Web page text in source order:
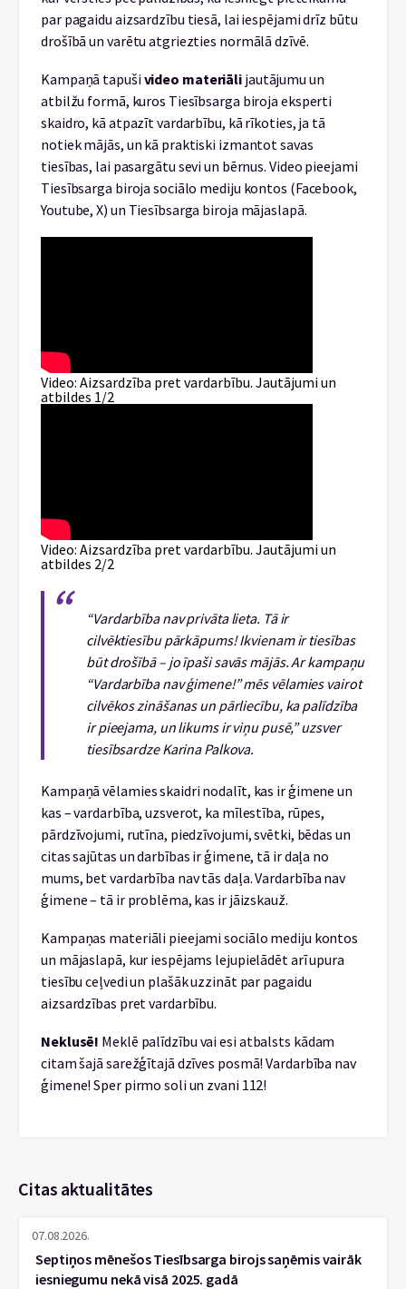
par pagaidu aizsardzību tiesā, lai iespējami drīz būtu
drošībā un varētu atgriezties normālā dzīvē.
Kampaņā tapušivideo materiāli jautājumu un
atbilžu formā, kuros Tiesībsarga biroja eksperti
skaidro, kā atpazīt vardarbību, kā rīkoties, ja tā
notiek mājās, un kā praktiski izmantot savas
tiesības, lai pasargātu sevi un bērnus. Video pieejami
Tiesībsarga biroja sociālo mediju kontos (Facebook,
Youtube, X) un Tiesībsarga biroja mājaslapā.
Video: Aizsardzība pret vardarbību. Jautājumi un
atbildes 1/2
Video: Aizsardzība pret vardarbību. Jautājumi un
atbildes 2/2
“Vardarbība nav privāta lieta. Tā ir
cilvēktiesību pārkāpums! Ikvienam ir tiesības
būt drošībā – jo īpaši savās mājās. Ar kampaņu
“Vardarbība nav ģimene!” mēs vēlamies vairot
cilvēkos zināšanas un pārliecību, ka palīdzība
ir pieejama, un likums ir viņu pusē,” uzsver
tiesībsardze Karina Palkova.
Kampaņā vēlamies skaidri nodalīt, kas ir ģimene un
kas – vardarbība, uzsverot, ka mīlestība, rūpes,
pārdzīvojumi, rutīna, piedzīvojumi, svētki, bēdas un
citas sajūtas un darbības ir ģimene, tā ir daļa no
mums, bet vardarbība nav tās daļa. Vardarbība nav
ģimene – tā ir problēma, kas ir jāizskauž.
Kampaņas materiāli pieejami sociālo mediju kontos
un mājaslapā, kur iespējams lejupielādēt arī upura
tiesību ceļvedi un plašāk uzzināt par pagaidu
aizsardzības pret vardarbību.
Neklusē! Meklē palīdzību vai esi atbalsts kādam
citam šajā sarežģītajā dzīves posmā! Vardarbība nav
ģimene! Sper pirmo soli un zvani 112!
Citas aktualitātes
07.08.2026.
Septiņos mēnešos Tiesībsarga birojs saņēmis vairāk
iesniegumu nekā visā 2025. gadā